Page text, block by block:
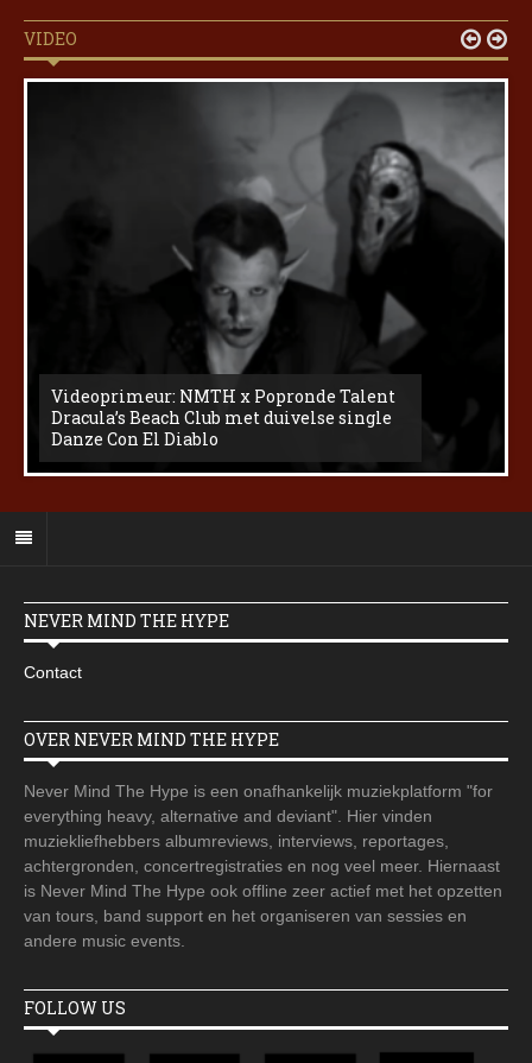
VIDEO
Videoprimeur: NMTH x Popronde Talent
Dracula’s Beach Club met duivelse single
Danze Con El Diablo
 
NEVER MIND THE HYPE
Contact
OVER NEVER MIND THE HYPE
Never Mind The Hype is een onafhankelijk muziekplatform "for
everything heavy, alternative and deviant". Hier vinden
muziekliefhebbers albumreviews, interviews, reportages,
achtergronden, concertregistraties en nog veel meer. Hiernaast
is Never Mind The Hype ook offline zeer actief met het opzetten
van tours, band support en het organiseren van sessies en
andere music events.
FOLLOW US